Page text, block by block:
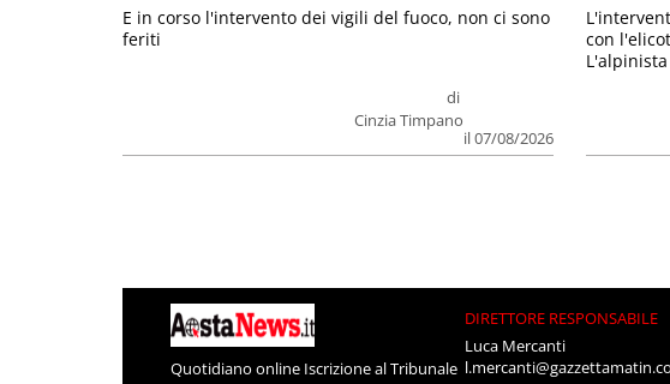
di
Cinzia Timpano
il 07/08/2026
E in corso l'intervento dei vigili del fuoco, non ci sono
feriti
con
Quotidiano online Iscrizione al Tribunale
DIRETTORE RESPONSABILE
Luca Mercanti